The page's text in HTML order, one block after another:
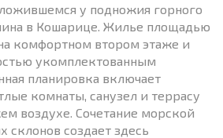
у подножия горного
в Кошарице. Жилье площадью
комфортном втором этаже и
укомплектованным
планировка включает
комнаты, санузел и террасу
воздухе. Сочетание морской
склонов создает здесь